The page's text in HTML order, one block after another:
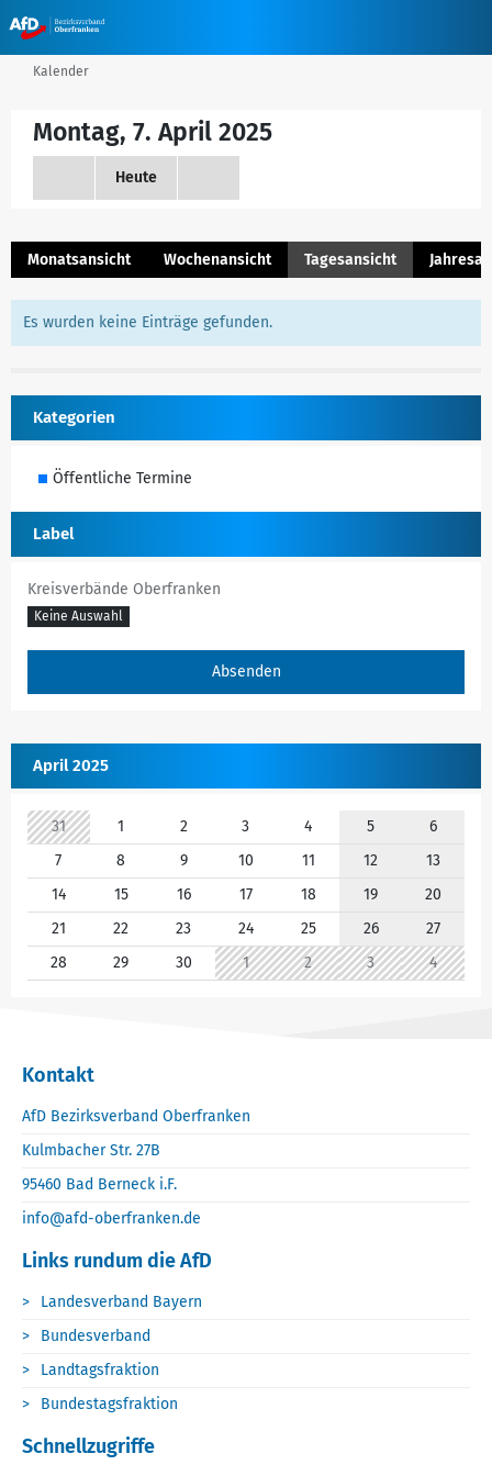
Kalender
Montag, 7. April 2025
Heute
Monatsansicht Wochenansicht Tagesansicht
Es wurden keine Einträge gefunden.
Kategorien
Öffentliche Termine
Label
Kreisverbände Oberfranken
Keine Auswahl
April 2025
31 1 2 3 4 5
6
7
8 9 10 11 12
13
14
15 16 17 18 19
20
21
22 23 24 25 26
27
28
29 30 1 2 3 4
Kontakt
AfD Bezirksverband Oberfranken
Kulmbacher Str. 27B
95460 Bad Berneck i.F.
info@afd-oberfranken.de
Links rundum die AfD
Landesverband Bayern
Bundesverband
Landtagsfraktion
Bundestagsfraktion
Schnellzugriffe